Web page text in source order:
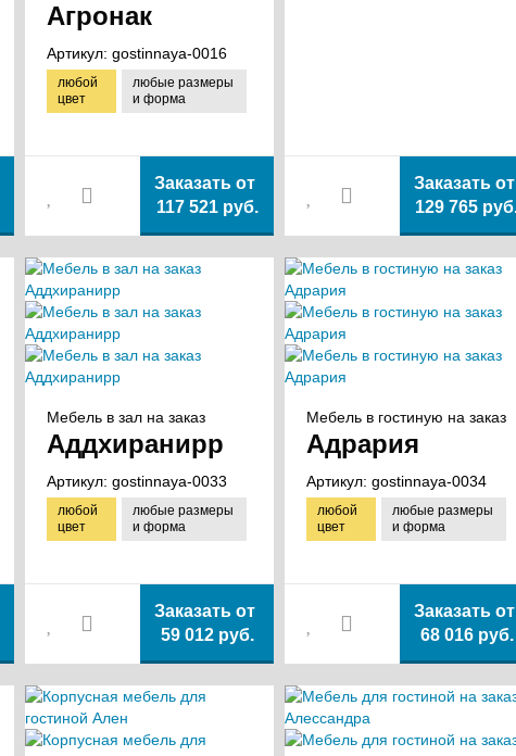
Агронак
Артикул:gostinnaya-0016
любой
цвет
любые размеры
и форма
Заказать от
117 521 руб.
Заказать от
129 765
Мебель в зал на заказ
Аддхиранирр
Артикул:gostinnaya-0033
любой
цвет
любые размеры
и форма
Заказать от
59 012 руб.
Мебель в гостиную на заказ
Адрария
Артикул:gostinnaya-0034
любой
цвет
любые размеры
и форма
Заказать от
68 016 руб.